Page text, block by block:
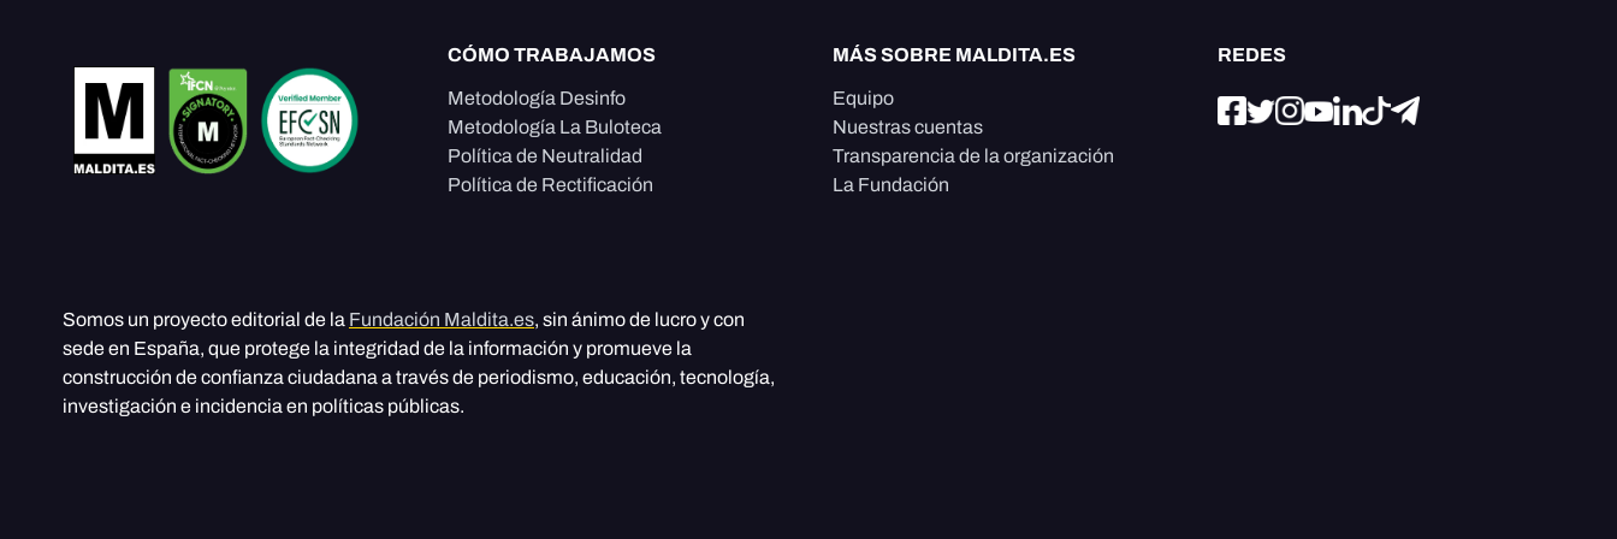
CÓMO TRABAJAMOS
Metodología Desinfo
Metodología La Buloteca
Política de Neutralidad
Política de Rectificación
MÁS SOBRE MALDITA.ES
Equipo
Nuestras cuentas
Transparencia de la organización
La Fundación
REDES
Somos un proyecto editorial de la Fundación Maldita.es, sin ánimo de lucro y con
sede en España, que protege la integridad de la información y promueve la
construcción de confianza ciudadana a través de periodismo, educación, tecnología,
investigación e incidencia en políticas públicas.